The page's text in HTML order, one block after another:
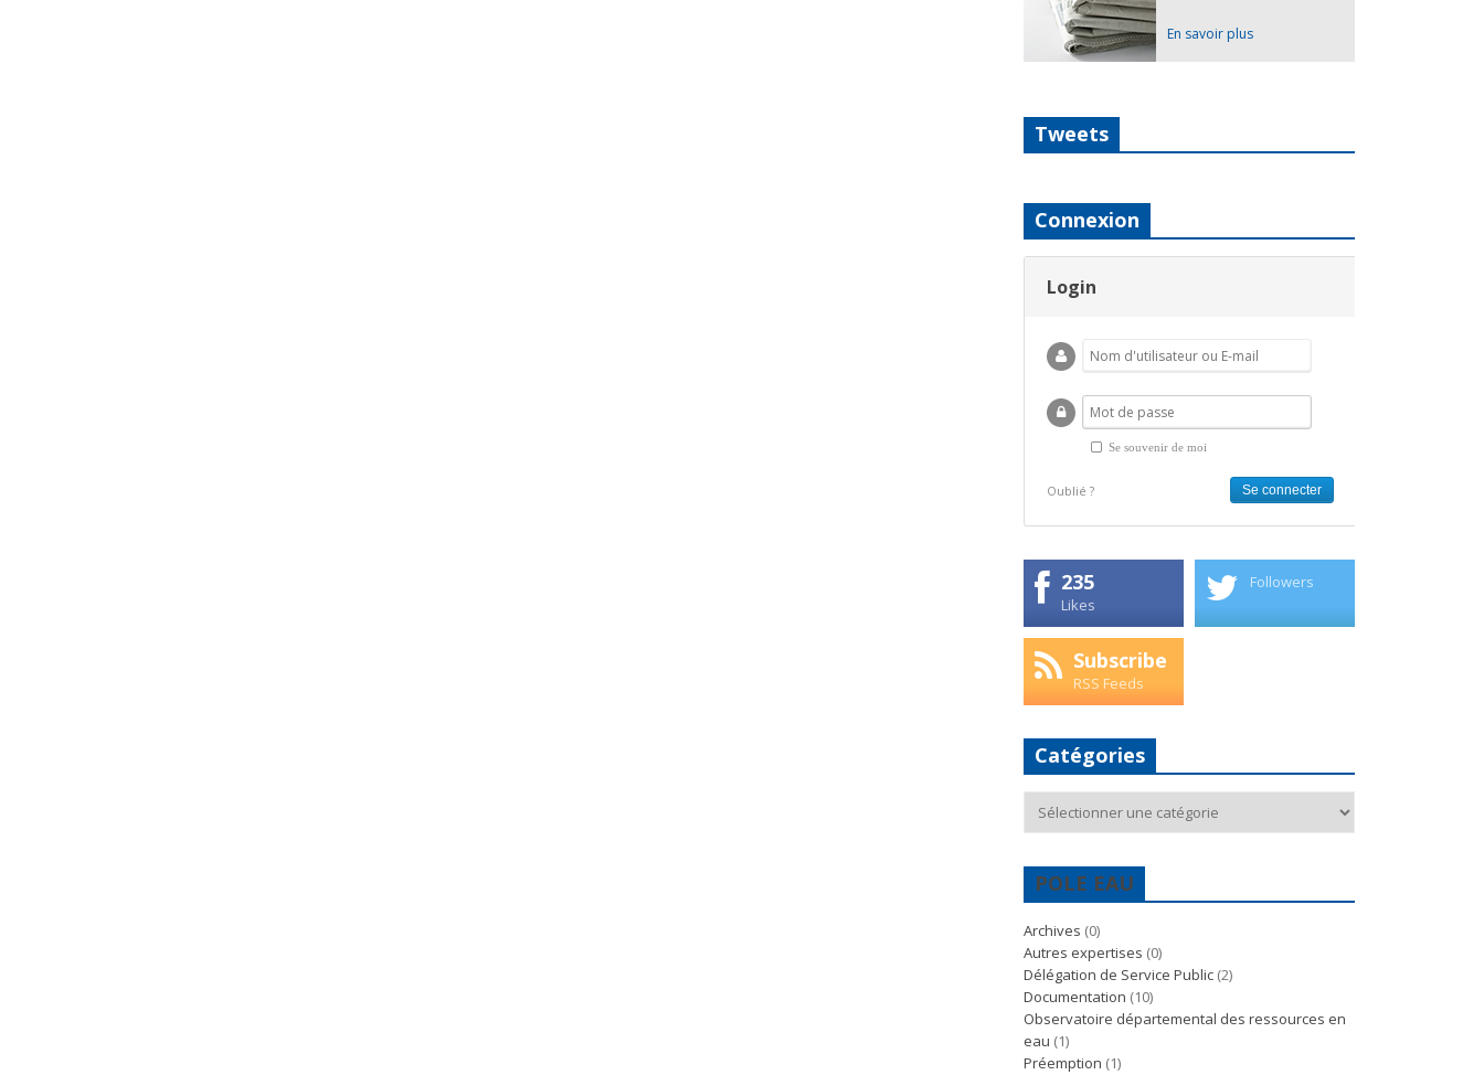
En savoir plus
Tweets
Connexion
Login
Se souvenir de moi
Oublié ?
235
Likes
Followers
Subscribe
RSS Feeds
Catégories
POLE EAU
Archives (0)
Autres expertises (0)
Délégation de Service Public (2)
Documentation (10)
Observatoire départemental des ressources en
eau (1)
Préemption (1)